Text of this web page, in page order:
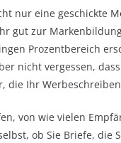
nur eine geschickte
gut zur
Prozentbereich
nicht vergessen,
die Ihr
von wie vielen
ob Sie Briefe,